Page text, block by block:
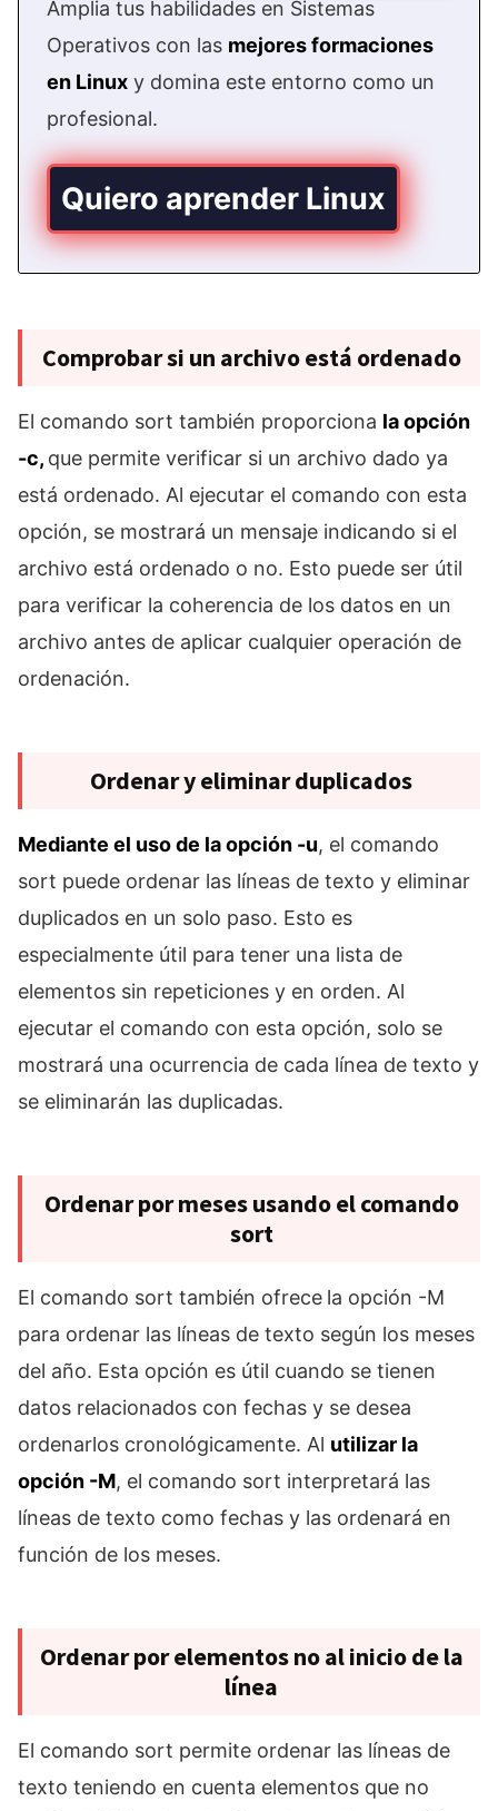
Amplia tus habilidades en Sistemas
Operativos con las mejores formaciones
en Linux y domina este entorno como un
profesional.
Quiero aprender Linux
Comprobar si un archivo está ordenado
El comando sort también proporciona la opción
-c, que permite verificar si un archivo dado ya
está ordenado. Al ejecutar el comando con esta
opción, se mostrará un mensaje indicando si el
archivo está ordenado o no. Esto puede ser útil
para verificar la coherencia de los datos en un
archivo antes de aplicar cualquier operación de
ordenación.
Ordenar y eliminar duplicados
Mediante el uso de la opción -u, el comando
sort puede ordenar las líneas de texto y eliminar
duplicados en un solo paso. Esto es
especialmente útil para tener una lista de
elementos sin repeticiones y en orden. Al
ejecutar el comando con esta opción, solo se
mostrará una ocurrencia de cada línea de texto y
se eliminarán las duplicadas.
Ordenar por meses usando el comando
sort
El comando sort también ofrece la opción -M
para ordenar las líneas de texto según los meses
del año. Esta opción es útil cuando se tienen
datos relacionados con fechas y se desea
ordenarlos cronológicamente. Al utilizar la
opción -M, el comando sort interpretará las
líneas de texto como fechas y las ordenará en
función de los meses.
Ordenar por elementos no al inicio de la
línea
El comando sort permite ordenar las líneas de
texto teniendo en cuenta elementos que no